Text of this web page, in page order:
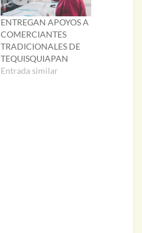
ENTREGAN APOYOS A
COMERCIANTES
TRADICIONALES DE
TEQUISQUIAPAN
Entrada similar